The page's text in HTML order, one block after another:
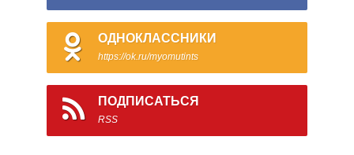
ОДНОКЛАССНИКИ
https://ok.ru/myomutints
ПОДПИСАТЬСЯ
RSS